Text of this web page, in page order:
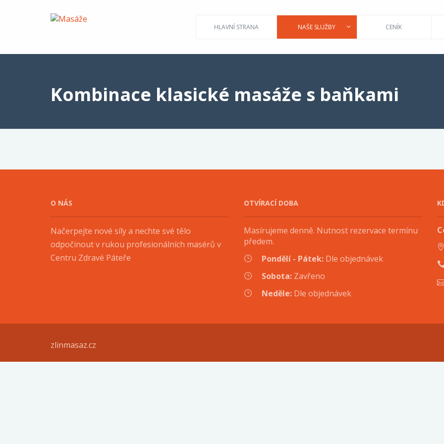
HLAVNÍ STRANA NAŠE SLUŽBY CENÍK
Kombinace klasické masáže s baňkami
O NÁS
Načerpejte nové síly a nechte své tělo
odpočinout v rukou profesionálních masérů v
Centru Zdravé Páteře
OTVÍRACÍ DOBA
Masírujeme denně. Nutnost rezervace termínu
předem.
Pondělí - Pátek: Dle objednávek
Sobota: Zavřeno
Neděle: Dle objednávek
zlinmasaz.cz